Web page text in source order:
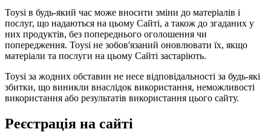
Toysi в будь-який час може вносити зміни до матеріалів і
послуг, що надаються на цьому Сайті, а також до згаданих у
них продуктів, без попереднього оголошення чи
попередження. Toysi не зобов'язаний оновлювати їх, якщо
матеріали та послуги на цьому Сайті застаріють.
Toysi за жодних обставин не несе відповідальності за будь-які
збитки, що виникли внаслідок використання, неможливості
використання або результатів використання цього сайту.
Реєстрація на сайті